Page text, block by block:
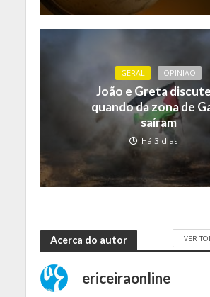
GERAL OPINIÃO
João e Greta
quando da zona de
saíram
Há 3 dias
Acerca do autor VER
ericeiraonline